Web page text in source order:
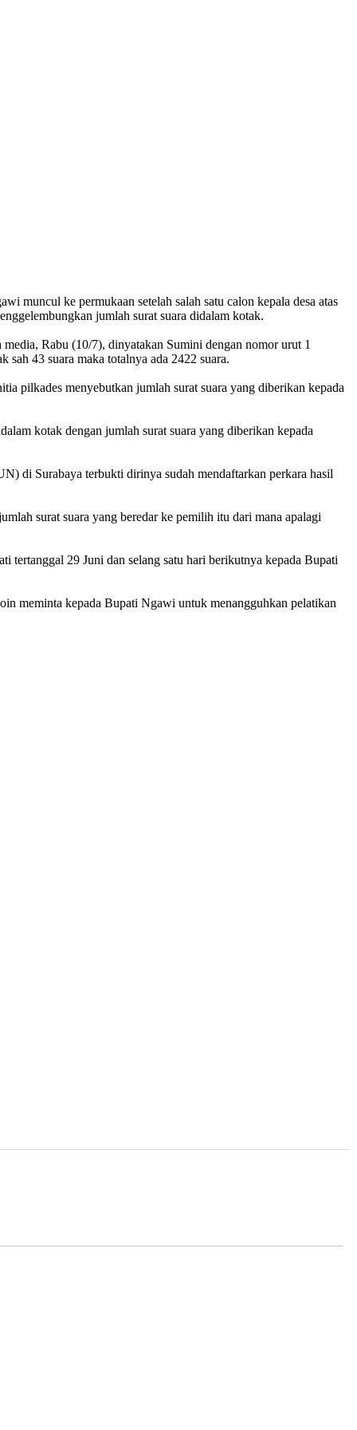
ke permukaan setelah salah satu calon kepala desa atas
jumlah surat suara didalam kotak.
Rabu (10/7), dinyatakan Sumini dengan nomor urut 1
sah 43 suara maka totalnya ada 2422 suara.
pilkades menyebutkan jumlah surat suara yang diberikan kepada
kotak dengan jumlah surat suara yang diberikan kepada
di Surabaya terbukti dirinya sudah mendaftarkan perkara hasil
surat suara yang beredar ke pemilih itu dari mana apalagi
tertanggal 29 Juni dan selang satu hari berikutnya kepada Bupati
meminta kepada Bupati Ngawi untuk menangguhkan pelatikan